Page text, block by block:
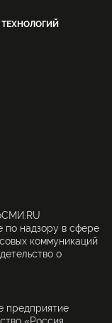
по надзору в сфере
коммуникаций
о
предприятие